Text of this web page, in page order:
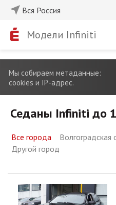
Вся Россия
Модели Infiniti
Мы собираем метаданные:
cookies и IP-адрес.
Седаны Infiniti до
Все города Волгоградская
Другой город